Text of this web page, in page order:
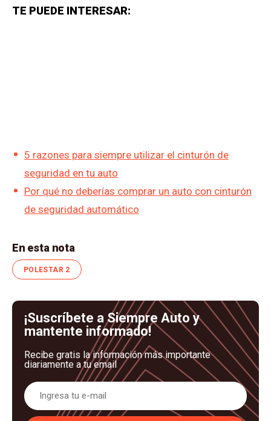
TE PUEDE INTERESAR:
5 razones para siempre utilizar el cinturón de
seguridad en tu auto
Por qué no deberías comprar un auto con cinturón
de seguridad automático
En esta nota
POLESTAR 2
¡Suscríbete a Siempre Auto y
mantente informado!
Recibe gratis la información más importante
diariamente a tu email